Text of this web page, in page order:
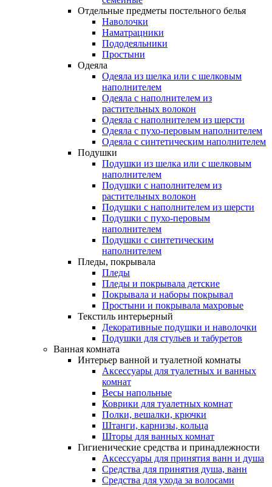
Отдельные предметы постельного белья
Наволочки
Наматрацники
Пододеяльники
Простыни
Одеяла
Одеяла из шелка или с шелковым
наполнителем
Одеяла с наполнителем из
растительных волокон
Одеяла с наполнителем из шерсти
Одеяла с пухо-перовым наполнителем
Одеяла с синтетическим наполнителем
Подушки
Подушки из шелка или с шелковым
наполнителем
Подушки с наполнителем из
растительных волокон
Подушки с наполнителем из шерсти
Подушки с пухо-перовым
наполнителем
Подушки с синтетическим
наполнителем
Пледы, покрывала
Пледы
Пледы и покрывала детские
Покрывала и наборы покрывал
Простыни и покрывала махровые
Текстиль интерьерный
Декоративные подушки и наволочки
Подушки для стульев и табуретов
Ванная комната
Интерьер ванной и туалетной комнаты
Аксессуары для туалетных и ванных
комнат
Весы напольные
Коврики для туалетных комнат
Полки, вешалки, крючки
Штанги, карнизы, кольца
Шторы для ванных комнат
Гигиенические средства и принадлежности
Аксессуары для принятия ванн и душа
Средства для принятия душа, ванн
Средства для ухода за волосами